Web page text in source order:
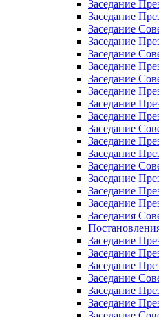
Заседание
Заседание
Заседание
Заседание
Заседание
Заседание
Заседание
Заседание
Заседание
Заседание
Заседание
Заседание
Заседание
Заседание
Заседание
Заседание
Заседание
Заседания
Заседание
Заседание
Заседание
Заседание
Заседание
Заседание